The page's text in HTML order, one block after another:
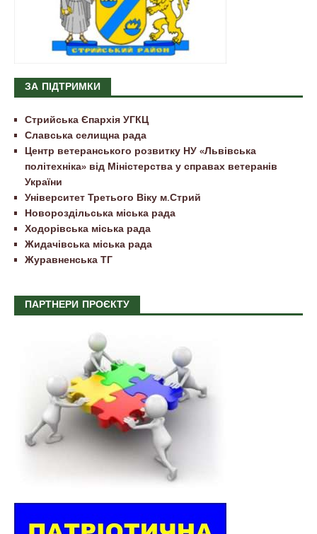
ЗА ПІДТРИМКИ
Стрийська Єпархія УГКЦ
Славська селищна рада
Центр ветеранського розвитку НУ «Львівська
політехніка» від Міністерства у справах ветеранів
України
Університет Третього Віку м.Стрий
Новороздільська міська рада
Ходорівська міська рада
Жидачівська міська рада
Журавненська ТГ
ПАРТНЕРИ ПРОЄКТУ